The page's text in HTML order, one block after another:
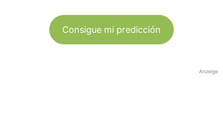
Consigue mi predicción
Anzeige